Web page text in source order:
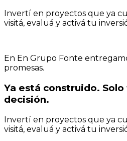
Invertí en proyectos que ya
visitá, evaluá y activá tu
En En Grupo Fonte
promesas.
Ya está construido.
decisión.
Invertí en proyectos que ya
visitá, evaluá y activá tu